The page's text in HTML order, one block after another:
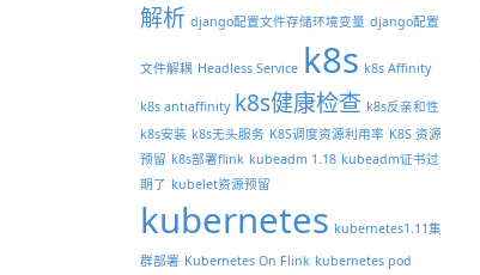
解析 django配置文件存储环境变量 django配置
文件解耦 Headless Service k8s k8s Affinity
k8s antiaffinity k8s健康检查 k8s反亲和性
k8s安装 k8s无头服务 K8S调度资源利用率 K8S 资源
预留 k8s部署flink kubeadm 1.18 kubeadm证书过
期了 kubelet资源预留
kubernetes kubernetes1.11集
群部署 Kubernetes On Flink kubernetes pod